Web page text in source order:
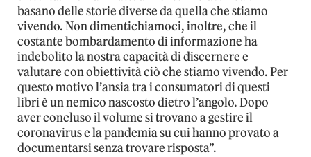
basano delle storie diverse da quella che stiamo
vivendo. Non dimentichiamoci, inoltre, che il
costante bombardamento di informazione ha
indebolito la nostra capacità di discernere e
valutare con obiettività ciò che stiamo vivendo. Per
questo motivo l’ansia tra i consumatori di questi
libri è un nemico nascosto dietro l’angolo. Dopo
aver concluso il volume si trovano a gestire il
coronavirus e la pandemia su cui hanno provato a
documentarsi senza trovare risposta”.